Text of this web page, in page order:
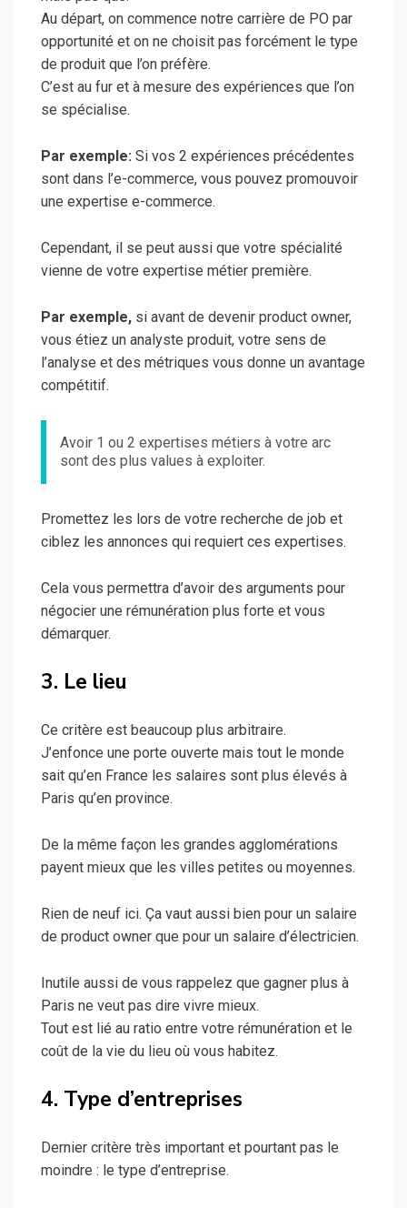
Au départ, on commence notre carrière de PO par
opportunité et on ne choisit pas forcément le type
de produit que l’on préfère.
C’est au fur et à mesure des expériences que l’on
se spécialise.
Par exemple: Si vos 2 expériences précédentes
sont dans l’e-commerce, vous pouvez promouvoir
une expertise e-commerce.
Cependant, il se peut aussi que votre spécialité
vienne de votre expertise métier première.
Par exemple, si avant de devenir product owner,
vous étiez un analyste produit, votre sens de
l’analyse et des métriques vous donne un avantage
compétitif.
Avoir 1 ou 2 expertises métiers à votre arc
sont des plus values à exploiter.
Promettez les lors de votre recherche de job et
ciblez les annonces qui requiert ces expertises.
Cela vous permettra d’avoir des arguments pour
négocier une rémunération plus forte et vous
démarquer.
3. Le lieu
Ce critère est beaucoup plus arbitraire.
J’enfonce une porte ouverte mais tout le monde
sait qu’en France les salaires sont plus élevés à
Paris qu’en province.
De la même façon les grandes agglomérations
payent mieux que les villes petites ou moyennes.
Rien de neuf ici. Ça vaut aussi bien pour un salaire
de product owner que pour un salaire d’électricien.
Inutile aussi de vous rappelez que gagner plus à
Paris ne veut pas dire vivre mieux.
Tout est lié au ratio entre votre rémunération et le
coût de la vie du lieu où vous habitez.
4. Type d’entreprises
Dernier critère très important et pourtant pas le
moindre : le type d’entreprise.